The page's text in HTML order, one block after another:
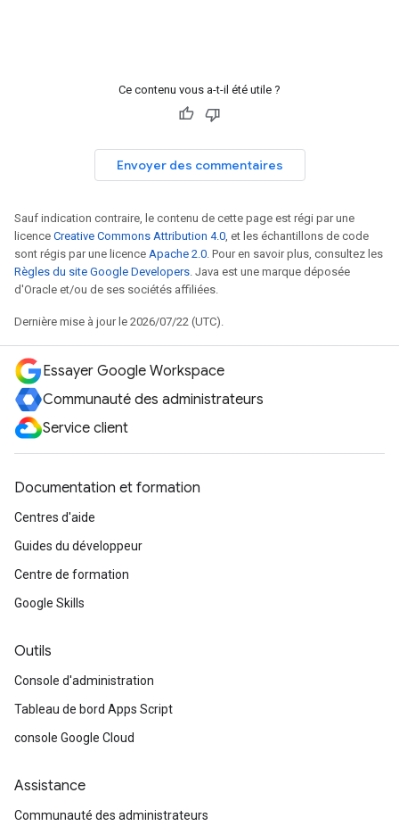
Ce contenu vous a-t-il été utile ?
Envoyer des commentaires
Sauf indication contraire, le contenu de cette page est régi par une
licence Creative Commons Attribution 4.0 , et les échantillons de code
sont régis par une licence Apache 2.0 . Pour en savoir plus, consultez les
Règles du site Google Developers . Java est une marque déposée
d'Oracle et/ou de ses sociétés affiliées.
Dernière mise à jour le 2026/07/22 (UTC).
Essayer Google Workspace
Communauté des administrateurs
Service client
Documentation et formation
Centres d'aide
Guides du développeur
Centre de formation
Google Skills
Outils
Console d'administration
Tableau de bord Apps Script
console Google Cloud
Assistance
Communauté des administrateurs